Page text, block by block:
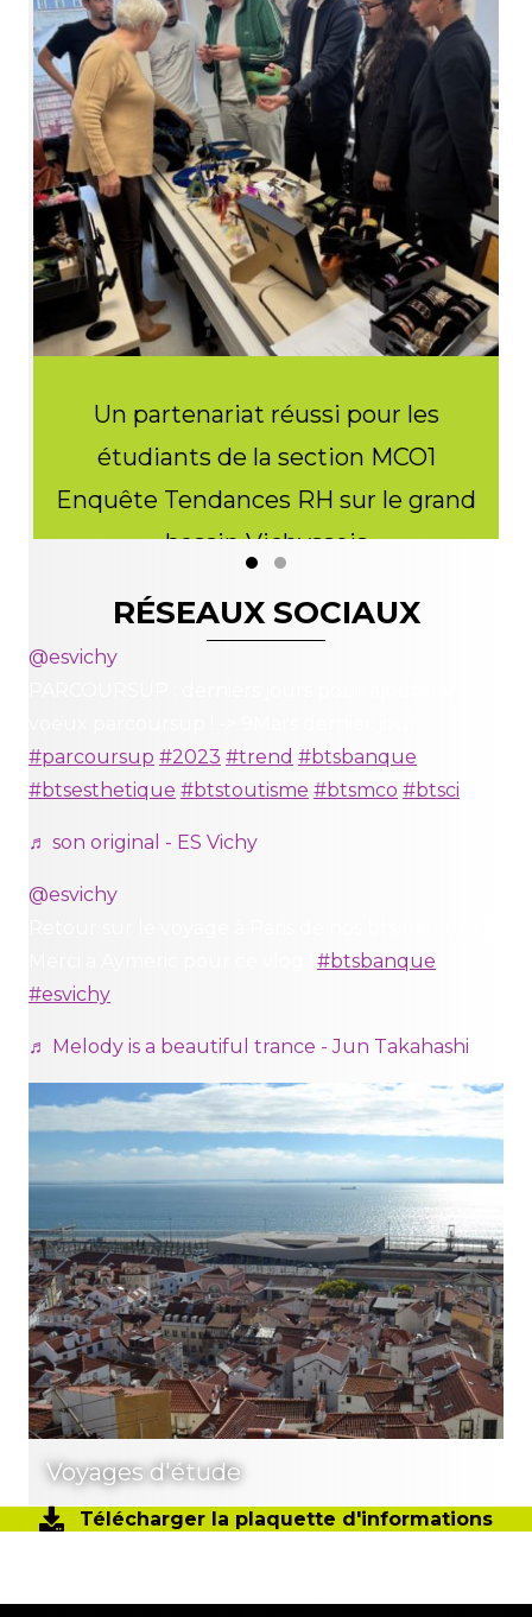
Un partenariat réussi pour les
étudiants de la section MCO1
Enquête Tendances RH sur le grand
bassin Vichyssois
RÉSEAUX SOCIAUX
@esvichy
#parcoursup #2023 #trend #btsbanque
#btsesthetique #btstoutisme #btsmco #btsci
♬ son original - ES Vichy
@esvichy
#btsbanque
#esvichy
♬ Melody is a beautiful trance - Jun Takahashi
Voyages d'étude
Télécharger la plaquette d'informations